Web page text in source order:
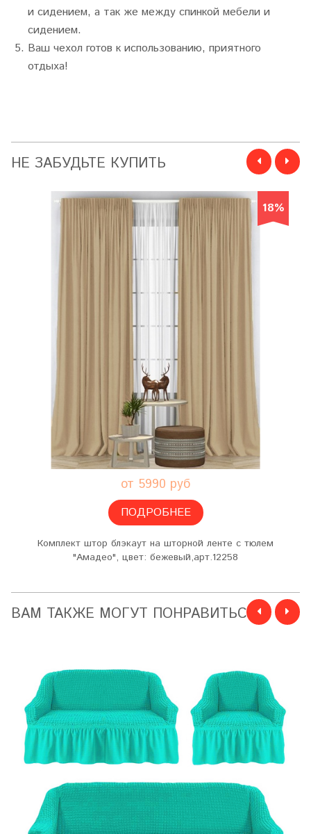
и сидением, а так же между спинкой мебели и
сидением.
Ваш чехол готов к использованию, приятного
отдыха!
НЕ ЗАБУДЬТЕ КУПИТЬ
18%
от 5990 руб
ПОДРОБНЕЕ
Комплект штор блэкаут на шторной ленте с тюлем
"Амадео", цвет: бежевый,арт.12258
ВАМ ТАКЖЕ МОГУТ ПОНРАВИТЬСЯ